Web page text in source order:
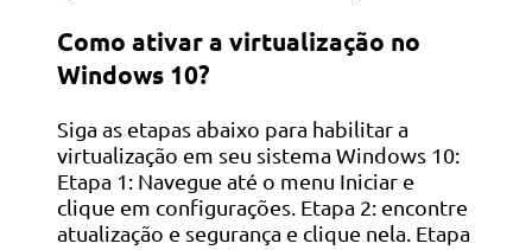
Como ativar a virtualização no
Windows 10?
Siga as etapas abaixo para habilitar a
virtualização em seu sistema Windows 10:
Etapa 1: Navegue até o menu Iniciar e
clique em configurações. Etapa 2: encontre
atualização e segurança e clique nela. Etapa